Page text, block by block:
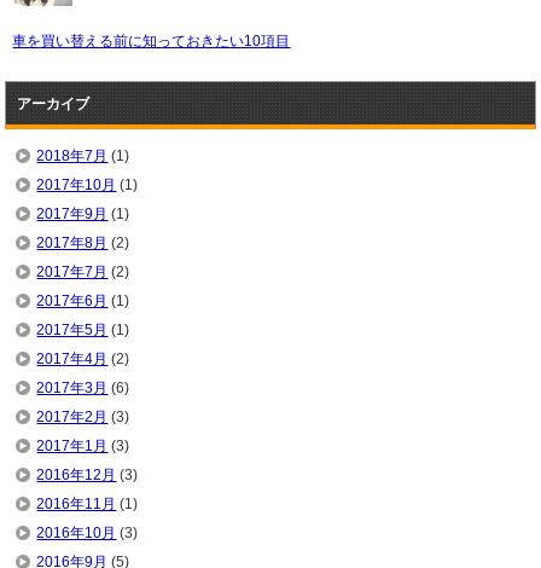
車を買い替える前に知っておきたい10項目
アーカイブ
2018年7月 (1)
2017年10月 (1)
2017年9月 (1)
2017年8月 (2)
2017年7月 (2)
2017年6月 (1)
2017年5月 (1)
2017年4月 (2)
2017年3月 (6)
2017年2月 (3)
2017年1月 (3)
2016年12月 (3)
2016年11月 (1)
2016年10月 (3)
2016年9月 (5)